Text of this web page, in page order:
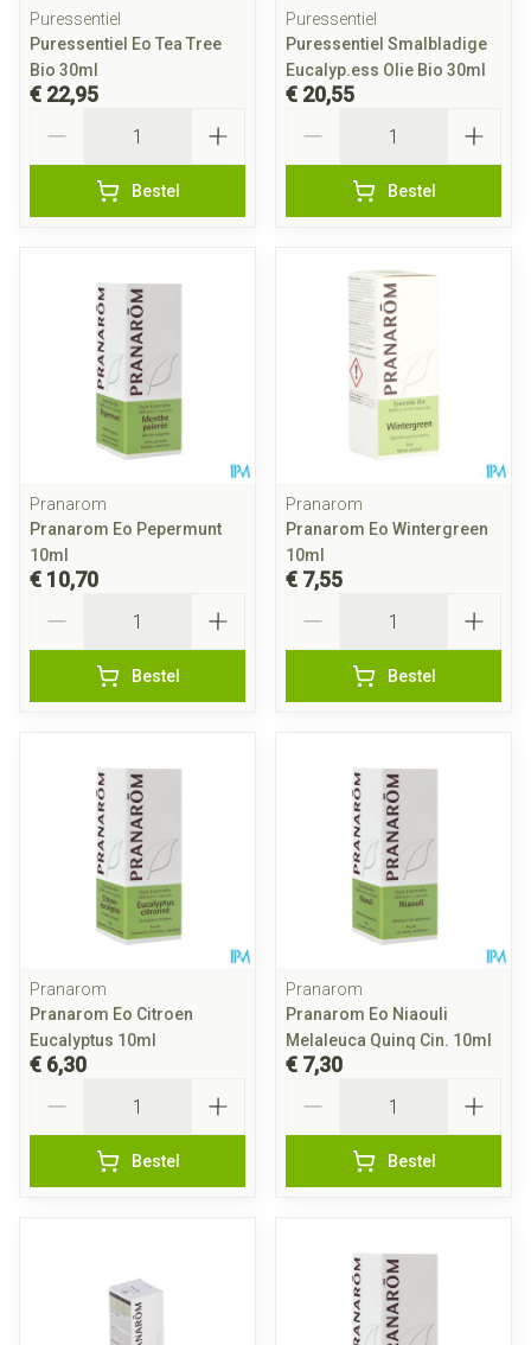
Puressentiel
Puressentiel Eo Tea Tree
Bio 30ml
€ 22,95
Bestel
Puressentiel
Puressentiel Smalbladige
Eucalyp.ess Olie Bio 30ml
€ 20,55
Bestel
Pranarom
Pranarom Eo Pepermunt
10ml
€ 10,70
Bestel
Pranarom
Pranarom Eo Wintergreen
10ml
€ 7,55
Bestel
Pranarom
Pranarom Eo Citroen
Eucalyptus 10ml
€ 6,30
Bestel
Pranarom
Pranarom Eo Niaouli
Melaleuca Quinq Cin. 10ml
€ 7,30
Bestel